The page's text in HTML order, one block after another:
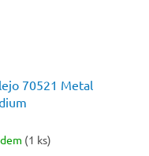
70521 Metal
(1 ks)